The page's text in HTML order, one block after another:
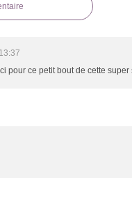
pour ce petit bout de cette